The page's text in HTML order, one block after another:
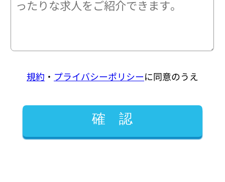
規約 ・ プライバシーポリシーに同意のうえ